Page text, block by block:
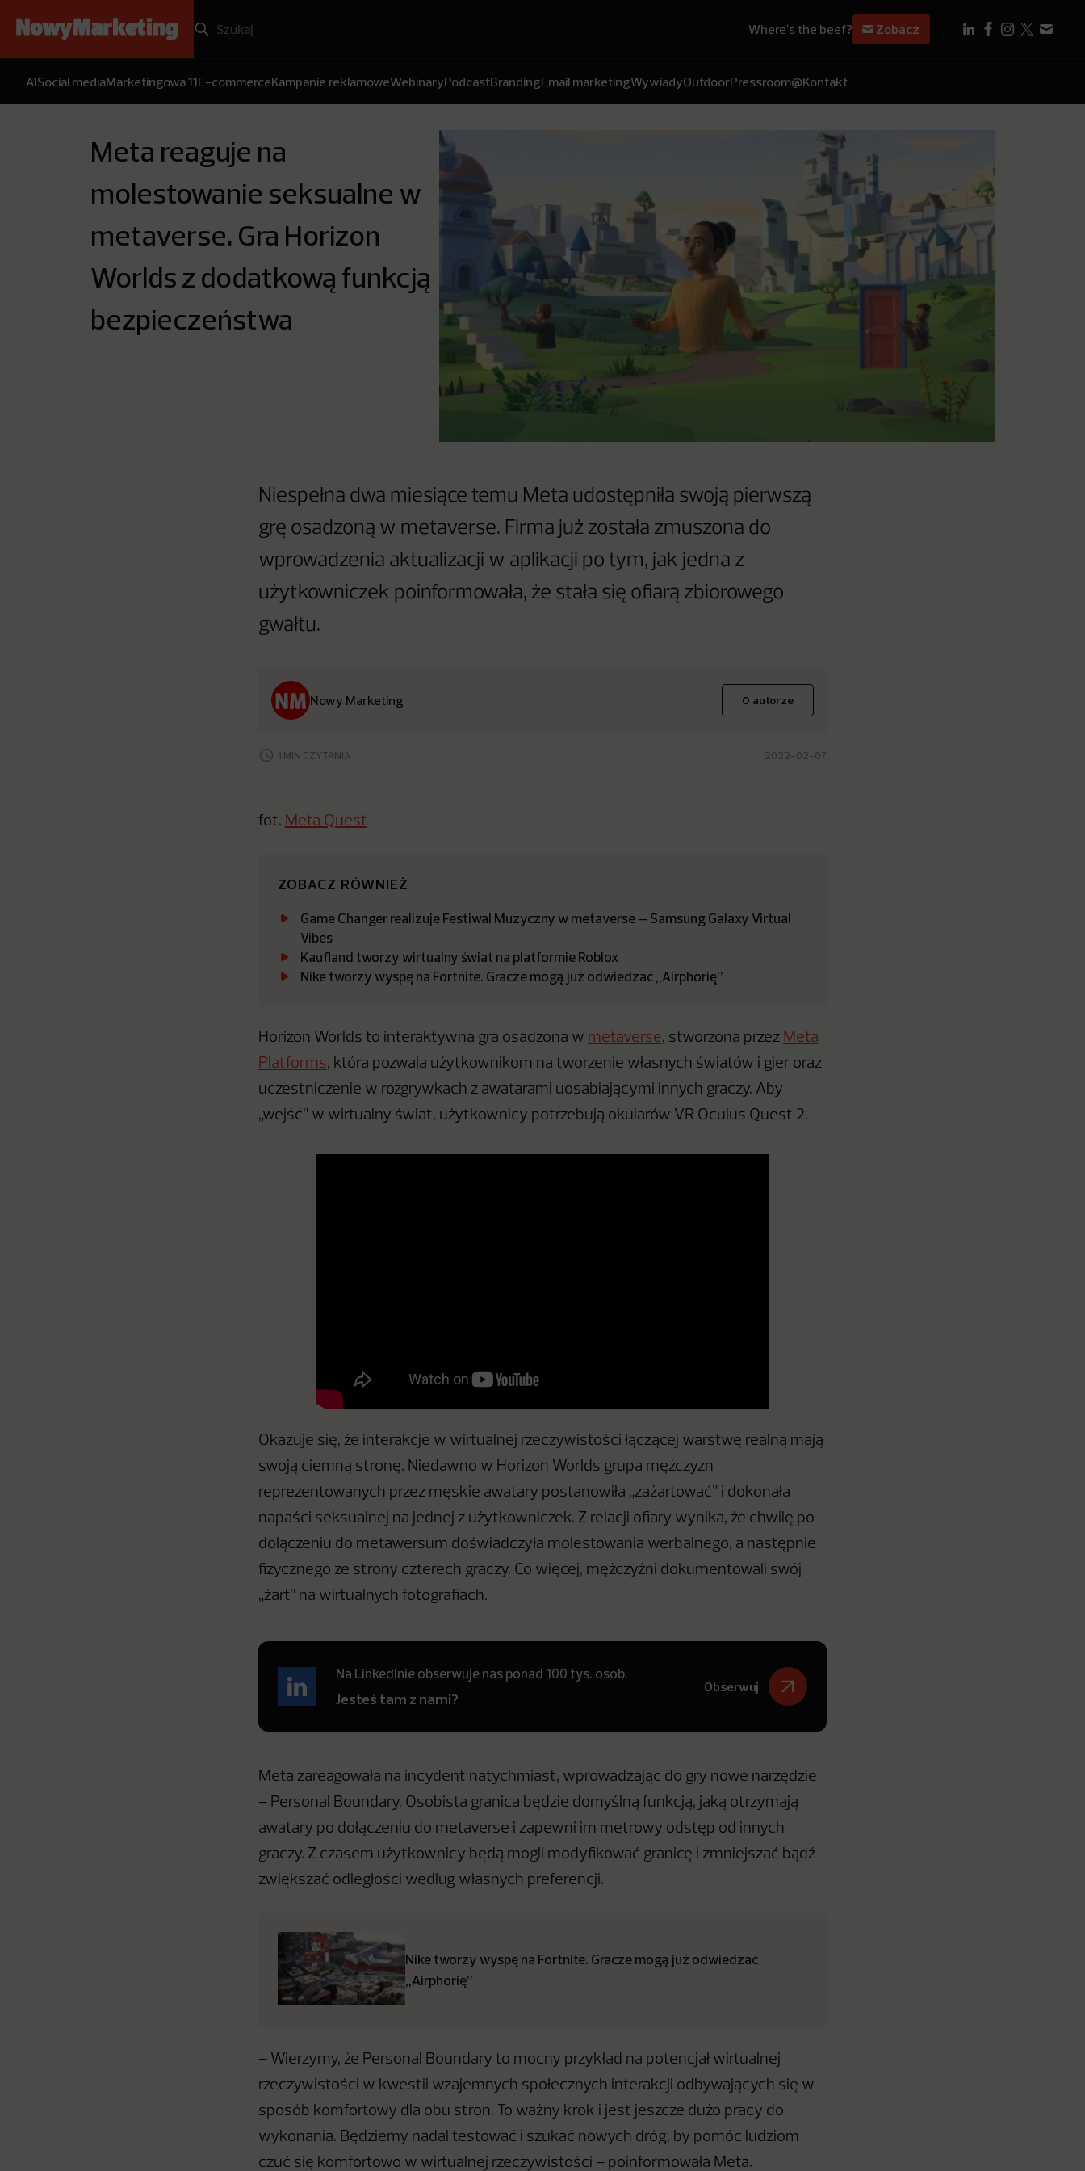
Where's the beef? Zobacz
AISocial mediaMarketingowa 11E-commerceKampanie reklamoweWebinaryPodcastBrandingEmail marketingWywiadyOutdoorPressroom@Kontakt
Meta reaguje na
molestowanie seksualne w
metaverse. Gra Horizon
Worlds z dodatkową funkcją
bezpieczeństwa
Niespełna dwa miesiące temu Meta udostępniła swoją pierwszą
grę osadzoną w metaverse. Firma już została zmuszona do
wprowadzenia aktualizacji w aplikacji po tym, jak jedna z
użytkowniczek poinformowała, że stała się ofiarą zbiorowego
gwałtu.
Nowy Marketing O autorze
1 MIN CZYTANIA 2022-02-07
fot. Meta Quest
ZOBACZ RÓWNIEŻ
Game Changer realizuje Festiwal Muzyczny w metaverse – Samsung Galaxy Virtual
Vibes
Kaufland tworzy wirtualny świat na platformie Roblox
Nike tworzy wyspę na Fortnite. Gracze mogą już odwiedzać „Airphorię”
Horizon Worlds to interaktywna gra osadzona w metaverse, stworzona przez Meta
Platforms, która pozwala użytkownikom na tworzenie własnych światów i gier oraz
uczestniczenie w rozgrywkach z awatarami uosabiającymi innych graczy. Aby
„wejść” w wirtualny świat, użytkownicy potrzebują okularów VR Oculus Quest 2.
Okazuje się, że interakcje w wirtualnej rzeczywistości łączącej warstwę realną mają
swoją ciemną stronę. Niedawno w Horizon Worlds grupa mężczyzn
reprezentowanych przez męskie awatary postanowiła „zażartować” i dokonała
napaści seksualnej na jednej z użytkowniczek. Z relacji ofiary wynika, że chwilę po
dołączeniu do metawersum doświadczyła molestowania werbalnego, a następnie
fizycznego ze strony czterech graczy. Co więcej, mężczyźni dokumentowali swój
„żart” na wirtualnych fotografiach.
Na LinkedInie obserwuje nas ponad 100 tys. osób.
Jesteś tam z nami?
Obserwuj
Meta zareagowała na incydent natychmiast, wprowadzając do gry nowe narzędzie
– Personal Boundary. Osobista granica będzie domyślną funkcją, jaką otrzymają
awatary po dołączeniu do metaverse i zapewni im metrowy odstęp od innych
graczy. Z czasem użytkownicy będą mogli modyfikować granicę i zmniejszać bądź
zwiększać odległości według własnych preferencji.
Nike tworzy wyspę na Fortnite. Gracze mogą już odwiedzać
„Airphorię”
– Wierzymy, że Personal Boundary to mocny przykład na potencjał wirtualnej
rzeczywistości w kwestii wzajemnych społecznych interakcji odbywających się w
sposób komfortowy dla obu stron. To ważny krok i jest jeszcze dużo pracy do
wykonania. Będziemy nadal testować i szukać nowych dróg, by pomóc ludziom
czuć się komfortowo w wirtualnej rzeczywistości – poinformowała Meta.